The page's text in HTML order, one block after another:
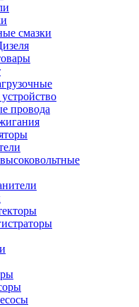
смазки
провода